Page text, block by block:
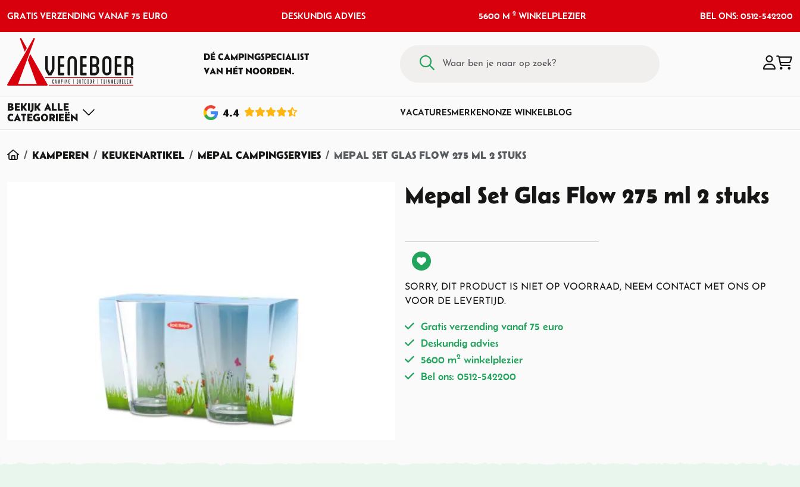
GRATIS VERZENDING VANAF 75 EURO DESKUNDIG ADVIES 5600 M2 WINKELPLEZIER BEL ONS: 0512-542200
DÉ CAMPINGSPECIALIST
VAN HÉT NOORDEN.
4.4 VACATURESMERKENONZE WINKELBLOG
HOMEKAMPEREN KEUKENARTIKEL MEPAL CAMPINGSERVIES MEPAL SET GLAS FLOW 275 ML 2 STUKS
Mepal Set Glas Flow 275 ml 2 stuks
SORRY, DIT PRODUCT IS NIET OP VOORRAAD, NEEM CONTACT MET ONS OP
VOOR DE LEVERTIJD.
Gratis verzending vanaf 75 euro
Deskundig advies
5600 m2 winkelplezier
Bel ons: 0512-542200